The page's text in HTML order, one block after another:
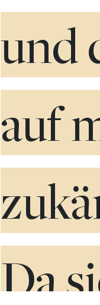
und
auf
Da